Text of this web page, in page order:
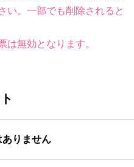
い。一部でも削除されると
は無効となります。
ありません